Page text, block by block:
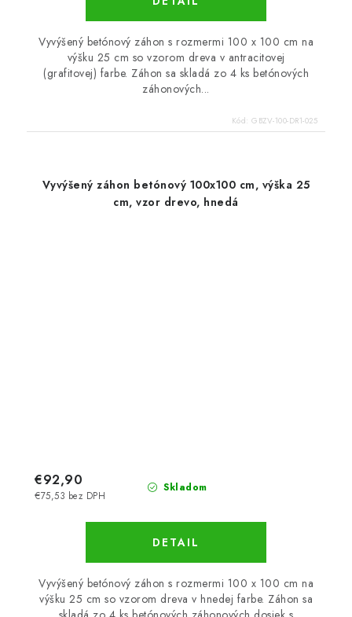
Vyvýšený betónový záhon s rozmermi 100 x 100 cm na
výšku 25 cm so vzorom dreva v antracitovej
(grafitovej) farbe. Záhon sa skladá zo 4 ks betónových
záhonových...
Kód: GBZV-100-DR1-025
Vyvýšený záhon betónový 100x100 cm, výška 25
cm, vzor drevo, hnedá
Skladom
€75,53 bez DPH
€92,90
DETAIL
Vyvýšený betónový záhon s rozmermi 100 x 100 cm na
výšku 25 cm so vzorom dreva v hnedej farbe. Záhon sa